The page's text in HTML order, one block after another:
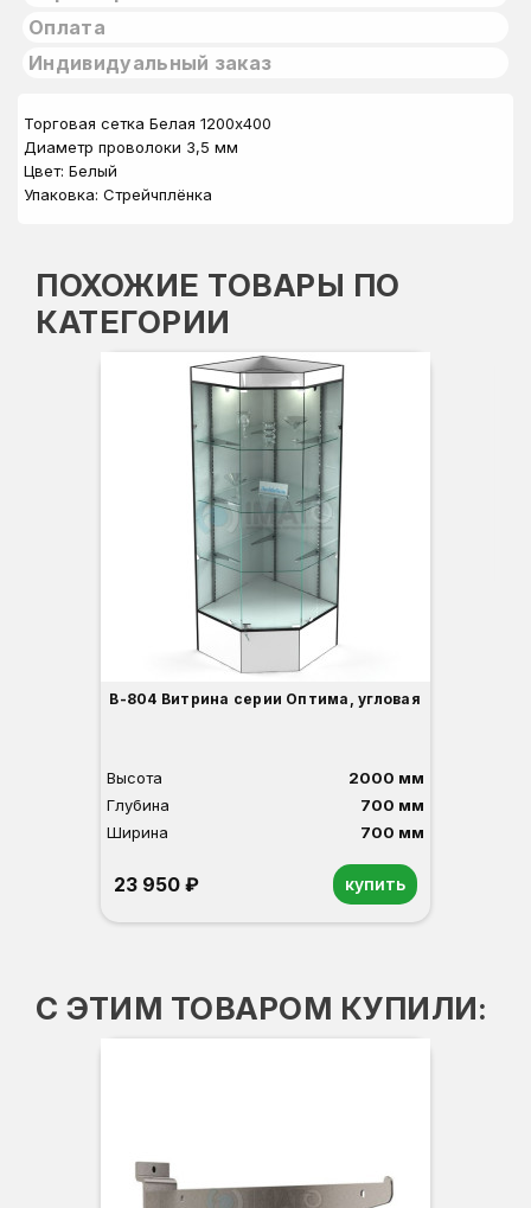
Оплата
Индивидуальный заказ
Торговая сетка Белая 1200х400
Диаметр проволоки 3,5 мм
Цвет: Белый
Упаковка: Стрейчплёнка
ПОХОЖИЕ ТОВАРЫ ПО
КАТЕГОРИИ
В-804 Витрина серии Оптима, угловая
Высота
2000 мм
Глубина
700 мм
Ширина
700 мм
23 950 ₽ купить
С ЭТИМ ТОВАРОМ КУПИЛИ: